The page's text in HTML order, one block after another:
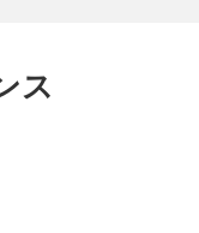
ス